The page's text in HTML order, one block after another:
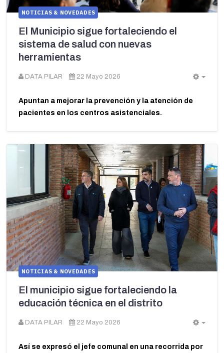
NOTICIAS & NOVEDADES
El Municipio sigue fortaleciendo el
sistema de salud con nuevas
herramientas
DATA PILAR 22 Mayo 2026
Apuntan a mejorar la prevención y la atención de
pacientes en los centros asistenciales.
NOTICIAS & NOVEDADES
El municipio sigue fortaleciendo la
educación técnica en el distrito
DATA PILAR 22 Mayo 2026
Así se expresó el jefe comunal en una recorrida por